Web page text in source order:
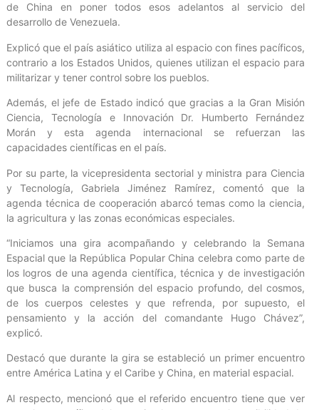
de China en poner todos esos adelantos al servicio del
desarrollo de Venezuela.
Explicó que el país asiático utiliza al espacio con fines pacíficos,
contrario a los Estados Unidos, quienes utilizan el espacio para
militarizar y tener control sobre los pueblos.
Además, el jefe de Estado indicó que gracias a la Gran Misión
Ciencia, Tecnología e Innovación Dr. Humberto Fernández
Morán y esta agenda internacional se refuerzan las
capacidades científicas en el país.
Por su parte, la vicepresidenta sectorial y ministra para Ciencia
y Tecnología, Gabriela Jiménez Ramírez, comentó que la
agenda técnica de cooperación abarcó temas como la ciencia,
la agricultura y las zonas económicas especiales.
“Iniciamos una gira acompañando y celebrando la Semana
Espacial que la República Popular China celebra como parte de
los logros de una agenda científica, técnica y de investigación
que busca la comprensión del espacio profundo, del cosmos,
de los cuerpos celestes y que refrenda, por supuesto, el
pensamiento y la acción del comandante Hugo Chávez”,
explicó.
Destacó que durante la gira se estableció un primer encuentro
entre América Latina y el Caribe y China, en material espacial.
Al respecto, mencionó que el referido encuentro tiene que ver